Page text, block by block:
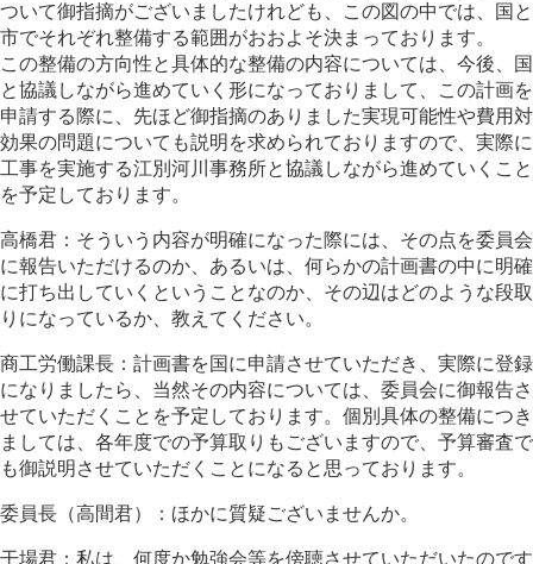
ついて御指摘がございましたけれども、この図の中では、国と
市でそれぞれ整備する範囲がおおよそ決まっております。
この整備の方向性と具体的な整備の内容については、今後、国
と協議しながら進めていく形になっておりまして、この計画を
申請する際に、先ほど御指摘のありました実現可能性や費用対
効果の問題についても説明を求められておりますので、実際に
工事を実施する江別河川事務所と協議しながら進めていくこと
を予定しております。
高橋君：そういう内容が明確になった際には、その点を委員会
に報告いただけるのか、あるいは、何らかの計画書の中に明確
に打ち出していくということなのか、その辺はどのような段取
りになっているか、教えてください。
商工労働課長：計画書を国に申請させていただき、実際に登録
になりましたら、当然その内容については、委員会に御報告さ
せていただくことを予定しております。個別具体の整備につき
ましては、各年度での予算取りもございますので、予算審査で
も御説明させていただくことになると思っております。
委員長（高間君）：ほかに質疑ございませんか。
干場君：私は、何度か勉強会等を傍聴させていただいたのです